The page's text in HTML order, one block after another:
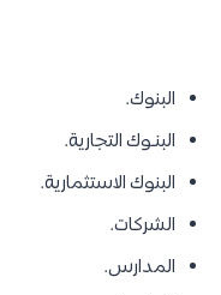
البنوك.
البنـوك التجارية.
البنوك الاستثمارية.
الشركات.
المدارس.